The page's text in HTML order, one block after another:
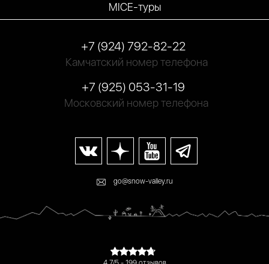
MICE-туры
+7 (924) 792-82-22
Камчатский номер телефона
+7 (925) 053-31-19
Московский номер телефона
go@snow-valley.ru